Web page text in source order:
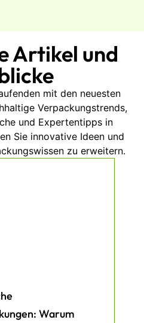
Artikel und
mit den neuesten
Verpackungstrends,
und Expertentipps in
Sie innovative Ideen und
zu erweitern.
Warum